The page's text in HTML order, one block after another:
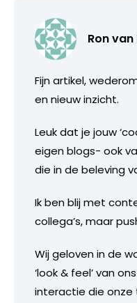
Ron
Fijn artikel,
en nieuw inzicht.
Leuk dat je jouw
eigen blogs- ook
die in de beleving
Ik ben blij met
collega’s, maar
Wij geloven in de
‘look & feel’ van
interactie die